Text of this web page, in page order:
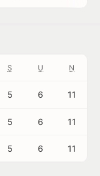
S U N
5 6 11
5 6 11
5 6 11